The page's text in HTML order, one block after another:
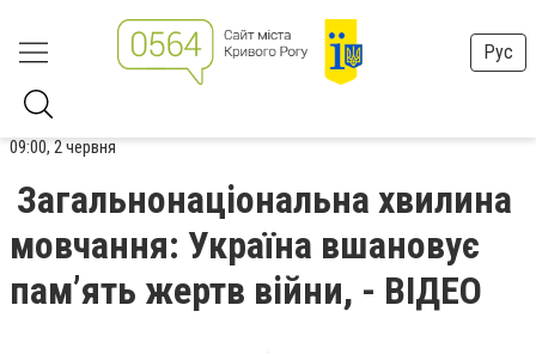
Рус
09:00, 2 червня
Загальнонаціональна хвилина
мовчання: Україна вшановує
пам’ять жертв війни, - ВІДЕО